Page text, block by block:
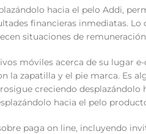
hacia el pelo Addi,
financieras inmediatas. Lo
situaciones de
móviles acerca de su lugar
la zapatilla y el pie marca. Es
creciendo desplazándolo
hacia el pelo
paga on line, incluyendo